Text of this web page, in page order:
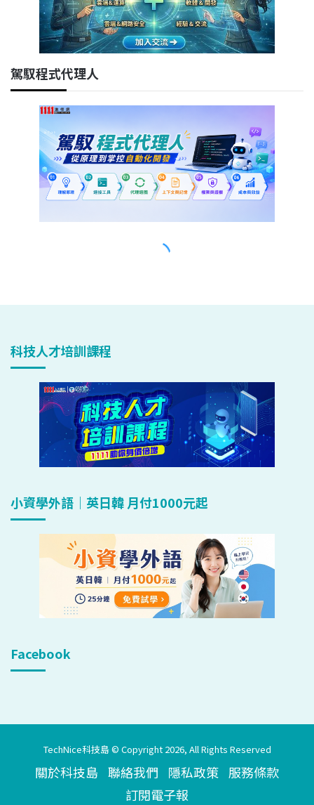
科技人才培訓課程
小資學外語｜英日韓 月付1000元起
Facebook
TechNice科技島 © Copyright 2026, All Rights Reserved
關於科技島 聯絡我們 隱私政策 服務條款
訂閱電子報